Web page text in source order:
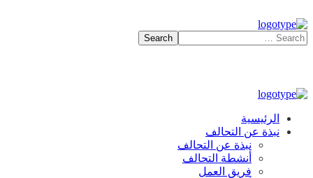
الرئيسية
نبذة عن التحالف
نبذة عن التحالف
أنشطة التحالف
فريق العمل